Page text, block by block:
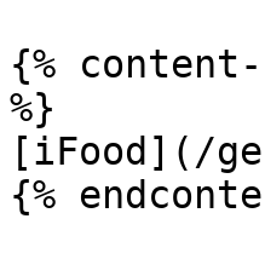
{% content-
%}
[iFood](/
{%